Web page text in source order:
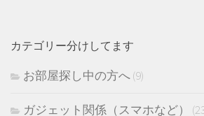
カテゴリー分けしてます
お部屋探し中の方へ(9)
ガジェット関係（スマホなど）